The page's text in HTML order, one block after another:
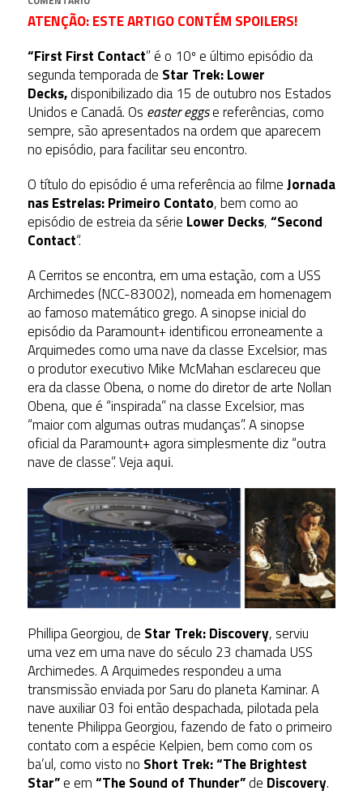
ATENÇÃO: ESTE ARTIGO CONTÉM SPOILERS!
“First First Contact” é o 10º e último episódio da
segunda temporada de Star Trek: Lower
Decks,disponibilizado dia 15 de outubro nos Estados
Unidos e Canadá. Os easter eggse referências, como
sempre, são apresentados na ordem que aparecem
no episódio, para facilitar seu encontro.
O título do episódio é uma referência ao filmeJornada
nas Estrelas: Primeiro Contato, bem como ao
episódio de estreia da série Lower Decks,“Second
Contact“.
A Cerritos se encontra, em uma estação, com a USS
Archimedes (NCC-83002), nomeada em homenagem
ao famoso matemático grego. A sinopse inicial do
episódio da Paramount+ identificou erroneamente a
Arquimedes como uma nave da classe Excelsior, mas
o produtor executivo Mike McMahan esclareceu que
era da classe Obena, o nome do diretor de arte Nollan
Obena, que é “inspirada” na classe Excelsior, mas
“maior com algumas outras mudanças”. A sinopse
oficial da Paramount+ agora simplesmente diz “outra
nave de classe”. Vejaaqui.
Phillipa Georgiou, de Star Trek: Discovery, serviu
uma vez em uma nave do século 23 chamada USS
Archimedes. A Arquimedes respondeu a uma
transmissão enviada por Saru do planeta Kaminar. A
nave auxiliar 03 foi então despachada, pilotada pela
tenente Philippa Georgiou, fazendo de fato o primeiro
contato com a espécie Kelpien, bem como com os
ba’ul, como visto no Short Trek: “The Brightest
Star”e em“The Sound of Thunder”de Discovery.